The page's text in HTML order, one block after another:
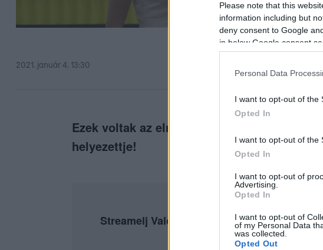
Please note that this
information including but
deny consent to Google
in below Google consent
Personal Data
I want to opt-out of the
Opted In
I want to opt-out of the
Opted In
I want to opt-out of
Advertising.
Opted In
I want to opt-out of
of my Personal Data
was collected.
Opted Out
2021. január 4. 13:30
Ezek voltak az elmúlt hét legizgalmasabb
helyezettje!
Streamelj ValóVilág részeket azRTL+